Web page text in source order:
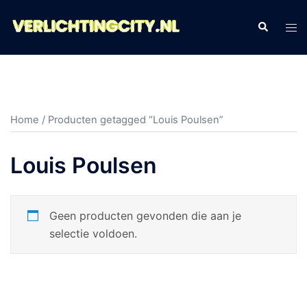
naar
Zoeken
Home / Producten getagged “Louis Poulsen”
Louis Poulsen
Geen producten gevonden die aan je
selectie voldoen.